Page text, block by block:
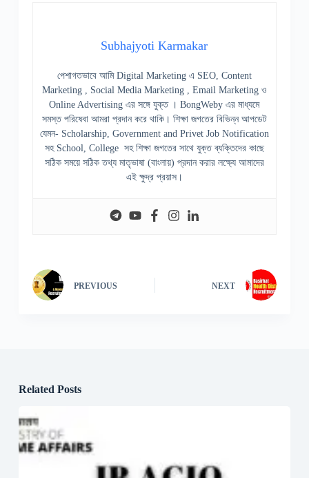
Subhajyoti Karmakar
পেশাগতভাবে আমি Digital Marketing এ SEO, Content
Marketing , Social Media Marketing , Email Marketing ও
Online Advertising এর সঙ্গে যুক্ত । BongWeby এর মাধ্যমে
সমস্ত পরিষেবা আমরা প্রদান করে থাকি। শিক্ষা জগতের বিভিন্ন আপডেট
যেমন- Scholarship, Government and Privet Job Notification
সহ School, College সহ শিক্ষা জগতের সাথে যুক্ত ব্যক্তিদের কাছে
সঠিক সময়ে সঠিক তথ্য মাতৃভাষা (বাংলায়) প্রদান করার লক্ষ্যে আমাদের
এই ক্ষুদ্র প্রয়াস।
PREVIOUS NEXT
Related Posts